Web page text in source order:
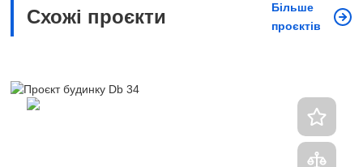
Схожі проєкти
Більше
проєктів